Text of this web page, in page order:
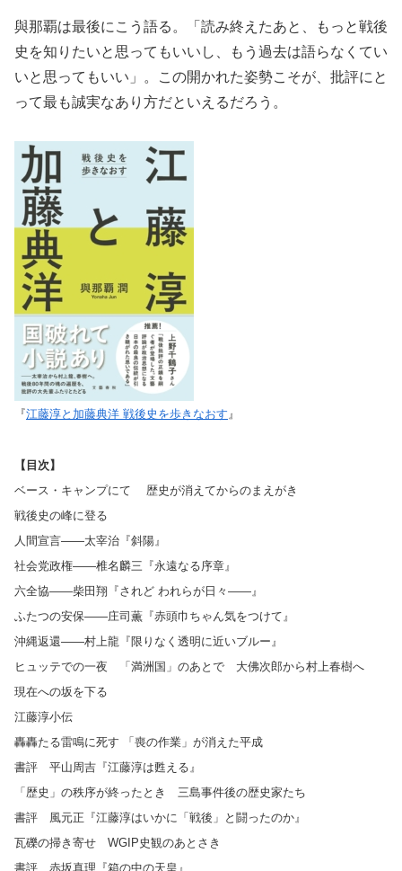
與那覇は最後にこう語る。「読み終えたあと、もっと戦後
史を知りたいと思ってもいいし、もう過去は語らなくてい
いと思ってもいい」。この開かれた姿勢こそが、批評にと
って最も誠実なあり方だといえるだろう。
『江藤淳と加藤典洋 戦後史を歩きなおす』
【目次】
ベース・キャンプにて 歴史が消えてからのまえがき
戦後史の峰に登る
人間宣言――太宰治『斜陽』
社会党政権――椎名麟三『永遠なる序章』
六全協――柴田翔『されど われらが日々――』
ふたつの安保――庄司薫『赤頭巾ちゃん気をつけて』
沖縄返還――村上龍『限りなく透明に近いブルー』
ヒュッテでの一夜 「満洲国」のあとで 大佛次郎から村上春樹へ
現在への坂を下る
江藤淳小伝
轟轟たる雷鳴に死す 「喪の作業」が消えた平成
書評 平山周吉『江藤淳は甦える』
「歴史」の秩序が終ったとき 三島事件後の歴史家たち
書評 風元正『江藤淳はいかに「戦後」と闘ったのか』
瓦礫の掃き寄せ WGIP史観のあとさき
書評 赤坂真理『箱の中の天皇』